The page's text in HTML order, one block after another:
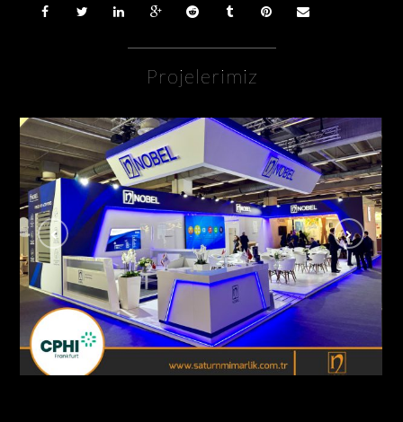
Projelerimiz
Nobel İlaç / Cphi Fuarı Frankfurt – Almanya
AHŞAP - ÖZGÜN STANDLAR